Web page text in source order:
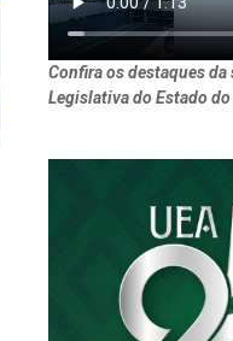
Confira os destaques da
Legislativa do Estado